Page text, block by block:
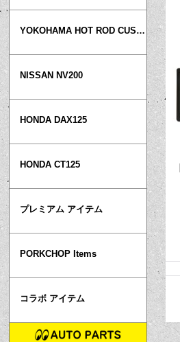
YOKOHAMA HOT ROD CUSTOM SHOW
NISSAN NV200
HONDA DAX125
HONDA CT125
プレミアム アイテム
PORKCHOP Items
コラボ アイテム